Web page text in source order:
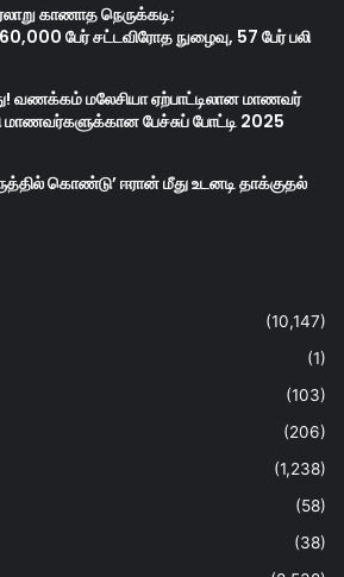
காணாத நெருக்கடி;
பேர் சட்டவிரோத நுழைவு, 57 பேர் பலி
வணக்கம் மலேசியா ஏற்பாட்டிலான மாணவர்
பேச்சுப் போட்டி 2025
கொண்டு’ ஈரான் மீது உடனடி தாக்குதல்
(10,147)
(1)
(103)
(206)
(1,238)
(58)
(38)